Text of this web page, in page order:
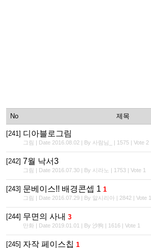
No 제목
[241] 디아블로그림
그림 | Date 2016.08.02 | By 사람님_ | 1575 | Vote 2
[242] 7월 낙서3
그림 | Date 2016.07.30 | By 시라노 | 1753 | Vote 1
[243] 문베이스!! 배경콘셉 1 1
그림 | Date 2016.07.29 | By 알시리아 | 2842 | Vote 1
[244] 무면의 사내 3
만화 | Date 2019.01.01 | By 沙狗 | 1616 | Vote 1
[245] 자작 페이스칩 1